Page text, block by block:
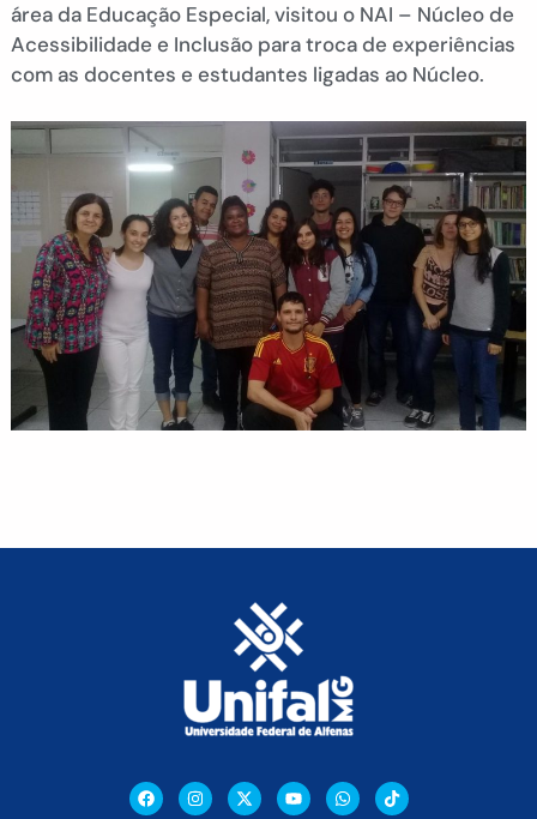
área da Educação Especial,visitou o NAI – Núcleo de
Acessibilidade e Inclusãopara troca de experiências
com as docentes e estudantes ligadas ao Núcleo.